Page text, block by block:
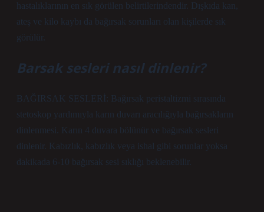
hastalıklarının en sık görülen belirtilerindendir. Dışkıda kan,
ateş ve kilo kaybı da bağırsak sorunları olan kişilerde sık
görülür.
Barsak sesleri nasıl dinlenir?
BAĞIRSAK SESLERİ: Bağırsak peristaltizmi sırasında
stetoskop yardımıyla karın duvarı aracılığıyla bağırsakların
dinlenmesi. Karın 4 duvara bölünür ve bağırsak sesleri
dinlenir. Kabızlık, kabızlık veya ishal gibi sorunlar yoksa
dakikada 6-10 bağırsak sesi sıklığı beklenebilir.